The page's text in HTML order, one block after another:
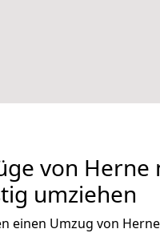
von Herne
umziehen
einen Umzug von